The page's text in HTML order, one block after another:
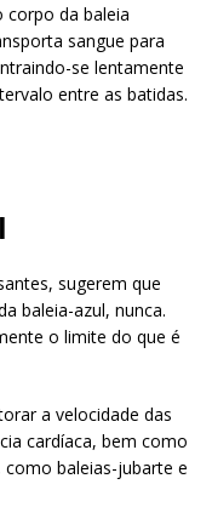
corpo da baleia
sangue para
se lentamente
entre as batidas.
sugerem que
baleia-azul, nunca.
o limite do que é
a velocidade das
cardíaca, bem como
baleias-jubarte e